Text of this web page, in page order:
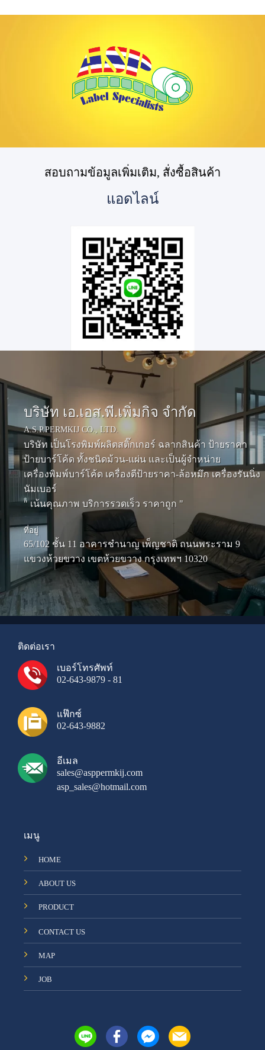
สอบถามข้อมูลเพิ่มเติม, สั่งซื้อสินค้า
แอดไลน์
บริษัท เอ.เอส.พี.เพิ่มกิจ จำกัด
A.S.P.PERMKIJ CO., LTD.
บริษัท เป็นโรงพิมพ์ผลิตสติ๊กเกอร์ ฉลากสินค้า ป้ายราคา
ป้ายบาร์โค้ด ทั้งชนิดม้วน-แผ่น และเป็นผู้จำหน่าย
เครื่องพิมพ์บาร์โค้ด เครื่องตีป้ายราคา-ล้อหมึก เครื่องรันนิ่ง
นัมเบอร์
" เน้นคุณภาพ บริการรวดเร็ว ราคาถูก "
ที่อยู่
65/102 ชั้น 11 อาคารชำนาญ เพ็ญชาติ ถนนพระราม 9
แขวงห้วยขวาง เขตห้วยขวาง กรุงเทพฯ 10320
เมนู
HOME
ABOUT US
PRODUCT
CONTACT US
MAP
JOB
ติดต่อเรา
เบอร์โทรศัพท์
02-643-9879 - 81
แฟ๊กซ์
02-643-9882
อีเมล
sales@asppermkij.com
asp_sales@hotmail.com